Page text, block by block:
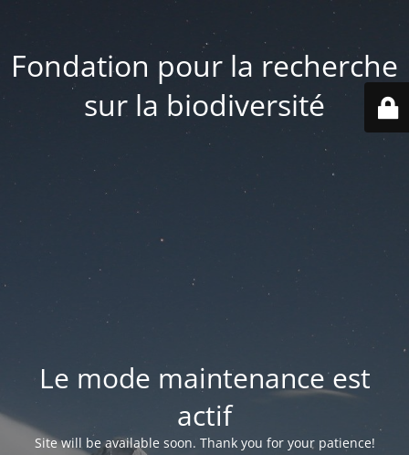
Fondation pour la recherche
sur la biodiversité
Le mode maintenance est
actif
Site will be available soon. Thank you for your patience!